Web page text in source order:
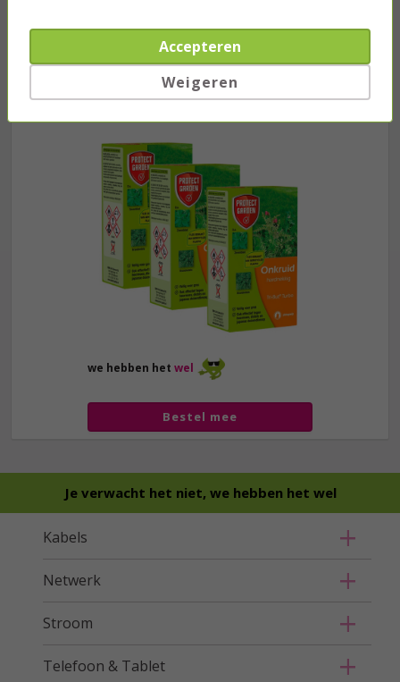
Je verwacht het niet
Turbo onkruidverdelger (Concentraat,
we hebben het wel
Bestel mee
Je verwacht het niet, we hebben het wel
Kabels
Netwerk
Stroom
Telefoon & Tablet
Accepteren
Weigeren